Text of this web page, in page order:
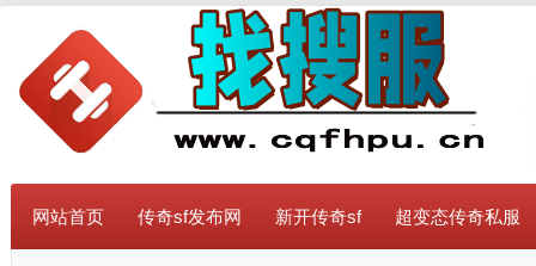
网站首页 传奇sf发布网 新开传奇sf 超变态传奇私服